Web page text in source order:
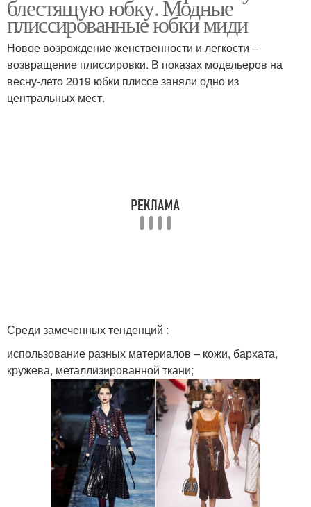
Образа с юбками Стильные юбки
блестящую юбку. Модные
плиссированные юбки миди
Новое возрождение женственности и легкости –
возвращение плиссировки. В показах модельеров на
весну-лето 2019 юбки плиссе заняли одно из
центральных мест.
Среди замеченных тенденций :
использование разных материалов – кожи, бархата,
кружева, металлизированной ткани;